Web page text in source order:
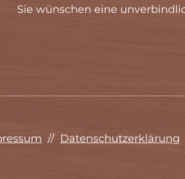
Sie wünschen eine
// Datenschutzerklärung